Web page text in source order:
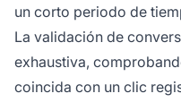
un corto periodo de
La validación de
exhaustiva,
coincida con un clic